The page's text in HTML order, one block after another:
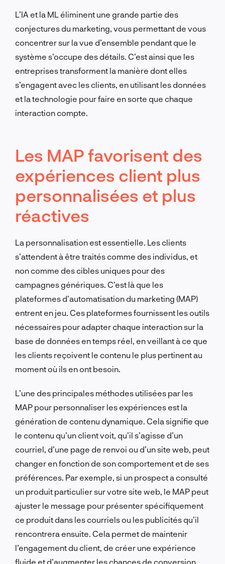
L’IA et la ML éliminent une grande partie des
conjectures du marketing, vous permettant de vous
concentrer sur la vue d’ensemble pendant que le
système s’occupe des détails. C’est ainsi que les
entreprises transforment la manière dont elles
s’engagent avec les clients, en utilisant les données
et la technologie pour faire en sorte que chaque
interaction compte.
Les MAP favorisent des
expériences client plus
personnalisées et plus
réactives
La personnalisation est essentielle. Les clients
s’attendent à être traités comme des individus, et
non comme des cibles uniques pour des
campagnes génériques. C’est là que les
plateformes d’automatisation du marketing (MAP)
entrent en jeu. Ces plateformes fournissent les outils
nécessaires pour adapter chaque interaction sur la
base de données en temps réel, en veillant à ce que
les clients reçoivent le contenu le plus pertinent au
moment où ils en ont besoin.
L’une des principales méthodes utilisées par les
MAP pour personnaliser les expériences est la
génération de contenu dynamique. Cela signifie que
le contenu qu’un client voit, qu’il s’agisse d’un
courriel, d’une page de renvoi ou d’un site web, peut
changer en fonction de son comportement et de ses
préférences. Par exemple, si un prospect a consulté
un produit particulier sur votre site web, le MAP peut
ajuster le message pour présenter spécifiquement
ce produit dans les courriels ou les publicités qu’il
rencontrera ensuite. Cela permet de maintenir
l’engagement du client, de créer une expérience
fluide et d’augmenter les chances de conversion.